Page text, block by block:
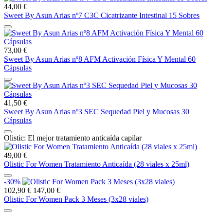
44,00 €
Sweet By Asun Arias nº7 C3C Cicatrizante Intestinal 15 Sobres
73,00 €
Sweet By Asun Arias nº8 AFM Activación Física Y Mental 60
Cápsulas
41,50 €
Sweet By Asun Arias nº3 SEC Sequedad Piel y Mucosas 30
Cápsulas
Olistic: El mejor tratamiento anticaída capilar
49,00 €
Olistic For Women Tratamiento Anticaída (28 viales x 25ml)
-30%
102,90 € 147,00 €
Olistic For Women Pack 3 Meses (3x28 viales)